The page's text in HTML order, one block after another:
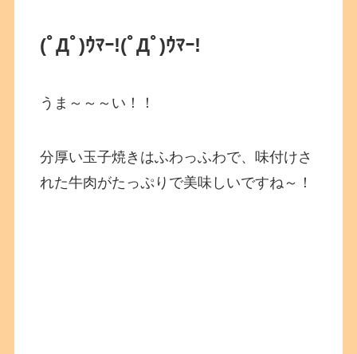
(ﾟДﾟ)ｳﾏｰ!(ﾟДﾟ)ｳﾏｰ!
うま～～～い！！
分厚い玉子焼きはふわっふわで、味付けさ
れた牛肉がたっぷりで美味しいですね～！